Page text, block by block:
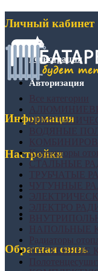
Личный кабинет
Регистрация
Авторизация
Информация
Настройки
Обратная связь
Конвекторы
СТАЛЬНЫЕ
НАСТЕННЫЕ